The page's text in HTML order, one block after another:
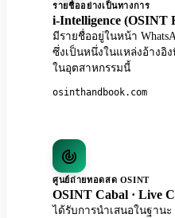
รายชื่ออย่างเป็นทางการ
i-Intelligence (OSINT
มีรายชื่ออยู่ในหน้า
ซึ่งเป็นหนึ่งในแหล่งอ้างอิ
ในอุตสาหกรรมนี้
osinthandbook.com
ศูนย์ถ่ายทอดสด OSINT
OSINT Cabal · Live
ได้รับการนำเสนอในฐานะ